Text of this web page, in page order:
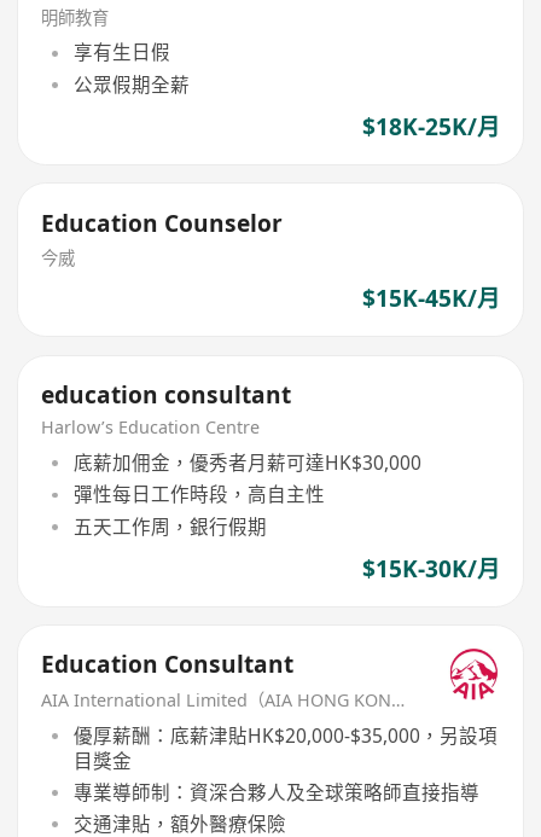
明師教育
享有生日假
公眾假期全薪
$18K-25K/月
Education Counselor
今威
$15K-45K/月
education consultant
Harlow’s Education Centre
底薪加佣金，優秀者月薪可達HK$30,000
彈性每日工作時段，高自主性
五天工作周，銀行假期
$15K-30K/月
Education Consultant
AIA International Limited（AIA HONG KONG）
優厚薪酬：底薪津貼HK$20,000-$35,000，另設項
目獎金
專業導師制：資深合夥人及全球策略師直接指導
交通津貼，額外醫療保險